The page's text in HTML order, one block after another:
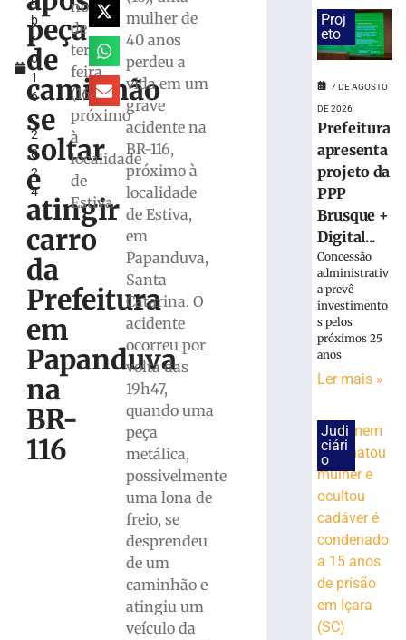
b
r
o
1
6
,
2
0
2
4
peça
de
caminhão
se
soltar
e
atingir
carro
da
Prefeitura
em
Papanduva
na
BR-
116
noite
de
terça-
feira
(16/10)
próximo
à
localidade
de
Estiva
mulher de
40 anos
perdeu a
vida em um
grave
acidente na
BR-116,
próximo à
localidade
de Estiva,
em
Papanduva,
Santa
Catarina. O
acidente
ocorreu por
volta das
19h47,
quando uma
peça
metálica,
possivelmente
uma lona de
freio, se
desprendeu
de um
caminhão e
atingiu um
veículo da
mulher
ocultou
cadáver
condenado
anos
prisão
Içara
(SC)
agosto
mais
Carro
capota
fica
parcialmente
submerso
área
mangue
Proj
eto
7 DE AGOSTO
DE 2026
Prefeitura
apresenta
projeto da
PPP
Brusque +
Digital...
Concessão
administrativ
a prevê
investimento
s pelos
próximos 25
anos
Ler mais »
Judi
ciári
o